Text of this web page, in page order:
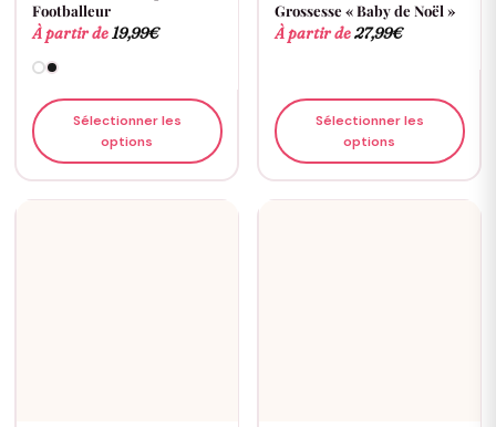
Footballeur
À partir de19,99€
Sélectionner les
options
Grossesse « Baby de Noël »
À partir de27,99€
Sélectionner les
options